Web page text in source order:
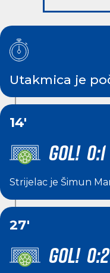
Utakmica je
14'
GOL! 0:1
Strijelac je Šimun
27'
GOL! 0:2